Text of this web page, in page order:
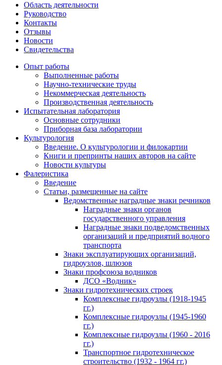
Область деятельности
Руководство
Контакты
Отзывы
Новости
Свидетельства
Опыт работы
Выполненные работы
Научно-технические труды
Некоммерческая деятельность
Производственная деятельность
Испытательная лаборатория
Основные сотрудники
Приборная база лаборатории
Культурология
Введение. О культурологии и филокартии
Книги и препринты наших авторов на сайте
Новости культуры
Фалеристика
Введение
Статьи, размещенные на сайте
Ведомственные наградные знаки речников
Наградные знаки органов
государственного управления
Наградные знаки подведомственных
организаций и предприятий водного
транспорта
Знаки эксплуатирующих организаций,
гидроузлов, шлюзов
Знаки профсоюза водников
ДСО «Водник»
Знаки гидротехнических строек
Комплексные гидроузлы (1918-1945
гг.)
Комплексные гидроузлы (1945-1960
гг.)
Комплексные гидроузлы (1960 - 2016
гг.)
Транспортное гидротехническое
строительство (1932 - 1964 гг.)